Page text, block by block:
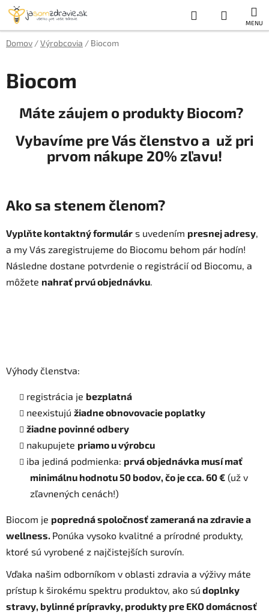
Prejsť
obsah
Hľadať
KOŠÍK
Domov /Výrobcovia / Biocom
Biocom
Máte záujem o produkty Biocom?
Vybavíme pre Vás členstvo a už pri
prvom nákupe 20% zľavu!
Ako sa stenem členom?
Vyplňte kontaktný formulár s uvedením presnej adresy,
a my Vás zaregistrujeme do Biocomu behom pár hodín!
Následne dostane potvrdenie o registrácií od Biocomu, a
môžete nahrať prvú objednávku.
Výhody členstva:
registrácia je bezplatná
neexistujú žiadne obnovovacie poplatky
žiadne povinné odbery
nakupujete priamo u výrobcu
iba jediná podmienka: prvá objednávka musí mať
minimálnu hodnotu 50 bodov, čo je cca. 60 € (už v
zľavnených cenách!)
Biocom je popredná spoločnosť zameraná na zdravie a
wellness. Ponúka vysoko kvalitné a prírodné produkty,
ktoré sú vyrobené z najčistejších surovín.
Vďaka našim odborníkom v oblasti zdravia a výživy máte
prístup k širokému spektru produktov, ako sú doplnky
stravy, bylinné prípravky, produkty pre EKO domácnosť